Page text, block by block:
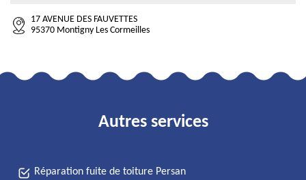
17 AVENUE DES FAUVETTES
95370 Montigny Les Cormeilles
Autres services
Réparation fuite de toiture Persan